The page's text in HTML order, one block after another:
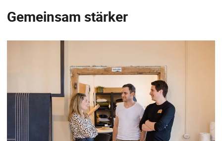
Gemeinsam stärker